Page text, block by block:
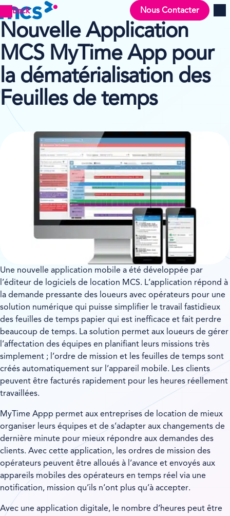
Back Nous Contacter
Nouvelle Application
MCS MyTime App pour
la dématérialisation des
Feuilles de temps
Une nouvelle application mobile a été développée par
l’éditeur de logiciels de location MCS. L’application répond à
la demande pressante des loueurs avec opérateurs pour une
solution numérique qui puisse simplifier le travail fastidieux
des feuilles de temps papier qui est inefficace et fait perdre
beaucoup de temps. La solution permet aux loueurs de gérer
l’affectation des équipes en planifiant leurs missions très
simplement ; l’ordre de mission et les feuilles de temps sont
créés automatiquement sur l’appareil mobile. Les clients
peuvent être facturés rapidement pour les heures réellement
travaillées.
MyTime Appp permet aux entreprises de location de mieux
organiser leurs équipes et de s’adapter aux changements de
dernière minute pour mieux répondre aux demandes des
clients. Avec cette application, les ordres de mission des
opérateurs peuvent être alloués à l’avance et envoyés aux
appareils mobiles des opérateurs en temps réel via une
notification, mission qu’ils n’ont plus qu’à accepter.
Avec une application digitale, le nombre d’heures peut être